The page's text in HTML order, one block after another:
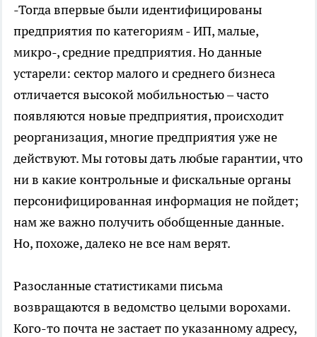
-Тогда впервые были идентифицированы
предприятия по категориям - ИП, малые,
микро-, средние предприятия. Но данные
устарели: сектор малого и среднего бизнеса
отличается высокой мобильностью – часто
появляются новые предприятия, происходит
реорганизация, многие предприятия уже не
действуют. Мы готовы дать любые гарантии, что
ни в какие контрольные и фискальные органы
персонифицированная информация не пойдет;
нам же важно получить обобщенные данные.
Но, похоже, далеко не все нам верят.
Разосланные статистиками письма
возвращаются в ведомство целыми ворохами.
Кого-то почта не застает по указанному адресу,